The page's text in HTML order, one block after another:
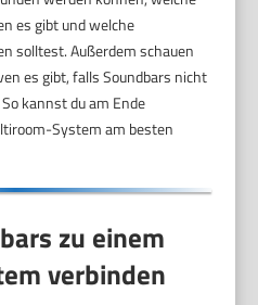
es gibt und welche
solltest. Außerdem schauen
es gibt, falls Soundbars nicht
kannst du am Ende
System am besten
zu einem
verbinden